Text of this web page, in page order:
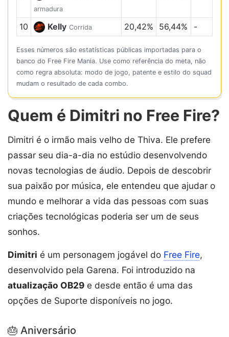
armadura
10 Kelly Corrida 20,42% 56,44% -
Esses números são estatísticas públicas importadas para o
banco do Free Fire Mania. Use como referência do meta, não
como regra absoluta: modo de jogo, patente e estilo do squad
mudam o resultado de cada combo.
Quem é Dimitri no Free Fire?
Dimitri é o irmão mais velho de Thiva. Ele prefere
passar seu dia-a-dia no estúdio desenvolvendo
novas tecnologias de áudio. Depois de descobrir
sua paixão por música, ele entendeu que ajudar o
mundo e melhorar a vida das pessoas com suas
criações tecnológicas poderia ser um de seus
sonhos.
Dimitri é um personagem jogável do Free Fire,
desenvolvido pela Garena. Foi introduzido na
atualização OB29 e desde então é uma das
opções de Suporte disponíveis no jogo.
🎂 Aniversário